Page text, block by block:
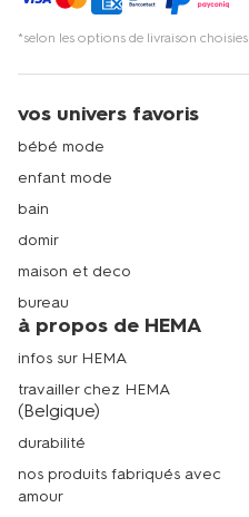
*selon les options de livraison choisies
vos univers favoris
bébé mode
enfant mode
bain
domir
maison et deco
bureau
à propos de HEMA
infos sur HEMA
travailler chez HEMA
(Belgique)
durabilité
nos produits fabriqués avec
amour